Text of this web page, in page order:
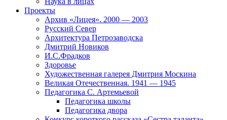
Проекты
Архив «Лицея». 2000 — 2003
Русский Север
Архитектура Петрозаводска
Дмитрий Новиков
И.С.Фрадков
Здоровье
Художественная галерея Дмитрия Москина
Великая Отечественная. 1941 — 1945
Педагогика С. Артемьевой
Педагогика школы
Педагогика двора